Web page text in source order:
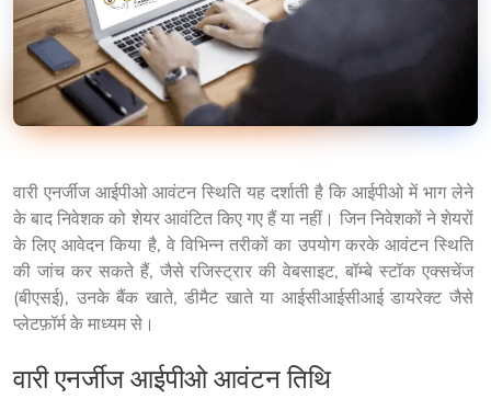
वारी एनर्जीज आईपीओ आवंटन स्थिति यह दर्शाती है कि आईपीओ में भाग लेने
के बाद निवेशक को शेयर आवंटित किए गए हैं या नहीं। जिन निवेशकों ने शेयरों
के लिए आवेदन किया है, वे विभिन्न तरीकों का उपयोग करके आवंटन स्थिति
की जांच कर सकते हैं, जैसे रजिस्ट्रार की वेबसाइट, बॉम्बे स्टॉक एक्सचेंज
(बीएसई), उनके बैंक खाते, डीमैट खाते या आईसीआईसीआई डायरेक्ट जैसे
प्लेटफ़ॉर्म के माध्यम से।
वारी एनर्जीज आईपीओ आवंटन तिथि